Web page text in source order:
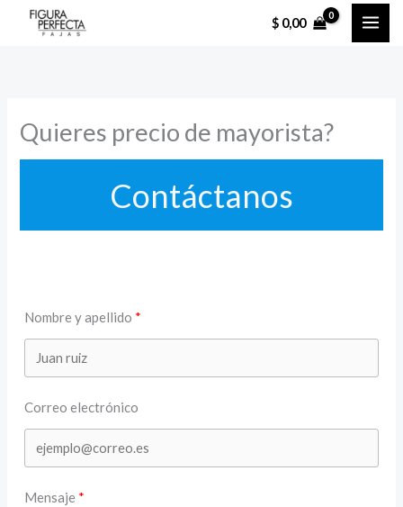
$0,00
Quieres precio de mayorista?
Contáctanos
Nombre y apellido
Correo electrónico
Mensaje